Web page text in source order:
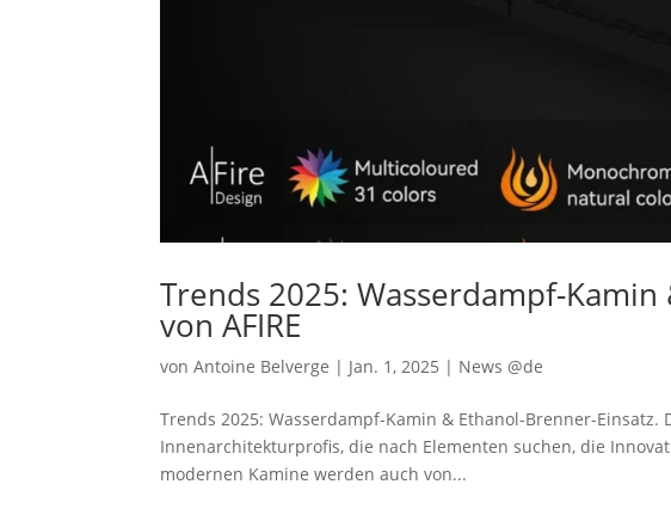
Trends 2025: Wasserdampf-
von AFIRE
vonAntoine Belverge | Jan. 1, 2025 | News @de
Trends 2025: Wasserdampf-Kamin & Ethanol-Brenner-
Innenarchitekturprofis, die nach Elementen suchen, die
modernen Kamine werden auch von...